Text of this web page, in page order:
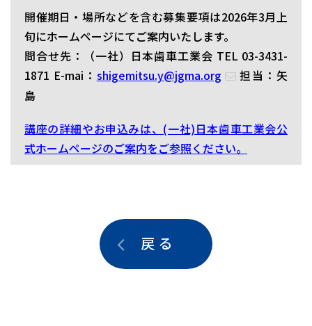
開催期日・場所などを含む募集要項は2026年3月上
旬にホームページにてご案内いたします。
問合せ先：（一社）日本歯車工業会 TEL 03-3431-
1871 E-mai： shigemitsu.y@jgma.org
担当：矢
島
講座の詳細やお申込みは、(一社)日本歯車工業会公
式ホームページのご案内をご参照ください。
戻 る